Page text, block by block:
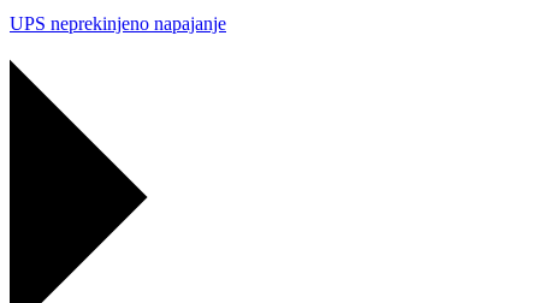
UPS neprekinjeno napajanje